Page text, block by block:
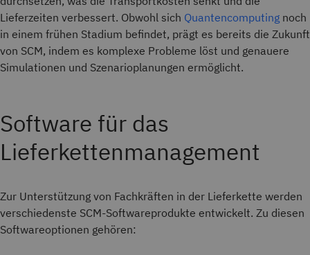
Lieferzeiten verbessert. Obwohl sich Quantencomputing noch
in einem frühen Stadium befindet, prägt es bereits die Zukunft
von SCM, indem es komplexe Probleme löst und genauere
Simulationen und Szenarioplanungen ermöglicht.
Software für das
Lieferkettenmanagement
Zur Unterstützung von Fachkräften in der Lieferkette werden
verschiedenste SCM-Softwareprodukte entwickelt. Zu diesen
Softwareoptionen gehören: